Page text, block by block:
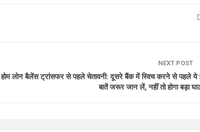
NEXT POST
होम लोन बैलेंस ट्रांसफर से पहले चेतावनी: दूसरे बैंक में स्विच करने से पहले ये
बातें जरूर जान लें, नहीं तो होगा बड़ा